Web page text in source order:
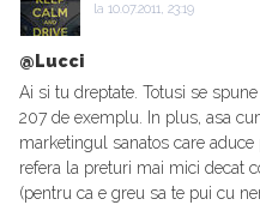
la 10.07.2011, 23:19
@Lucci
Ai si tu dreptate. Totusi se
207 de exemplu. In plus, asa
marketingul sanatos care
refera la preturi mai mici decat
(pentru ca e greu sa te pui cu